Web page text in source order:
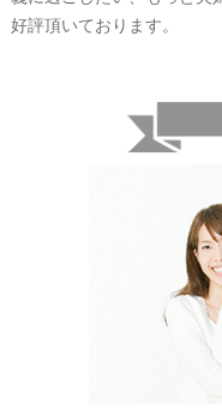
好評頂いております。